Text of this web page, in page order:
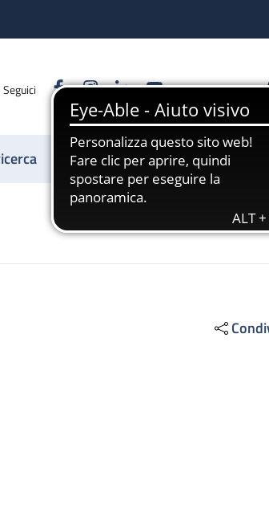
Seguici FacebookInstagram
LinkedinYouTube Cerca
Sostienici